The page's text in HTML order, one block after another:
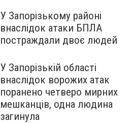
У Запорізькому районі
внаслідок атаки БПЛА
постраждали двоє людей
У Запорізькій області
внаслідок ворожих атак
поранено четверо мирних
мешканців, одна людина
загинула